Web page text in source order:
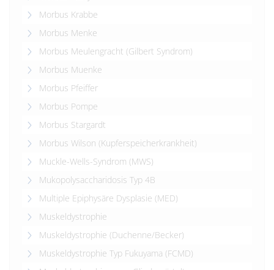
Morbus Krabbe
Morbus Menke
Morbus Meulengracht (Gilbert Syndrom)
Morbus Muenke
Morbus Pfeiffer
Morbus Pompe
Morbus Stargardt
Morbus Wilson (Kupferspeicherkrankheit)
Muckle-Wells-Syndrom (MWS)
Mukopolysaccharidosis Typ 4B
Multiple Epiphysäre Dysplasie (MED)
Muskeldystrophie
Muskeldystrophie (Duchenne/Becker)
Muskeldystrophie Typ Fukuyama (FCMD)